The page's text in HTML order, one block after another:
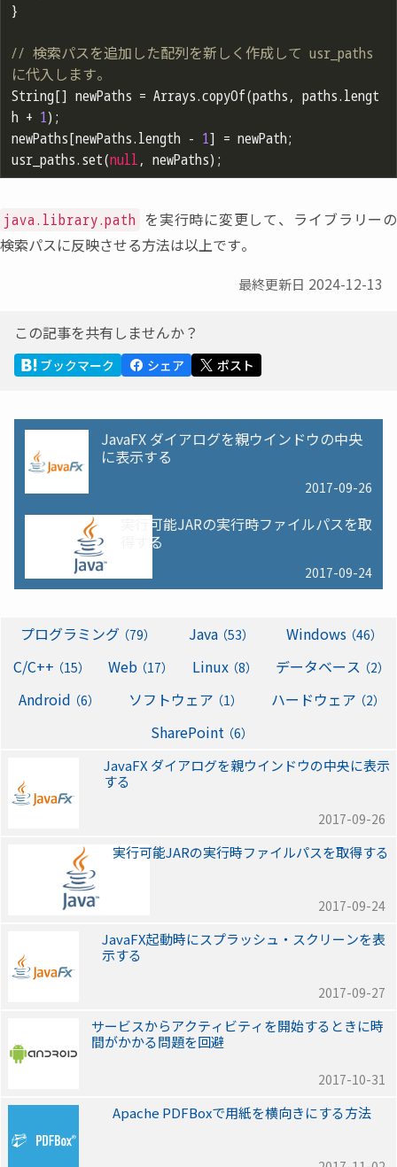
}
// 検索パスを追加した配列を新しく作成して usr_paths
に代入します。
String[] newPaths = Arrays.copyOf(paths, paths.lengt
h + 1);
newPaths[newPaths.length - 1] = newPath;
usr_paths.set(null
java.library.path を実行時に変更して、 ライブラリーの
検索パスに反映させる方法は以上です。
最終更新日 2024-12-13
この記事を共有しませんか？
ブックマーク シェア ポスト
JavaFX ダイアログを親ウインドウの中央
に表示する
2017-09-26
実行可能JARの実行時ファイルパスを取
得する
2017-09-24
プログラミング （79） Java （53） Windows （46）
C/C++ （15） Web （17） Linux （8） データベース （2）
Android （6） ソフトウェア （1） ハードウェア （2）
SharePoint （6）
JavaFX ダイアログを親ウインドウの中央に表示
する
2017-09-26
実行可能JARの実行時ファイルパスを取得する
2017-09-24
JavaFX起動時にスプラッシュ・スクリーンを表
示する
2017-09-27
サービスからアクティビティを開始するときに時
間がかかる問題を回避
2017-10-31
Apache PDFBoxで用紙を横向きにする方法